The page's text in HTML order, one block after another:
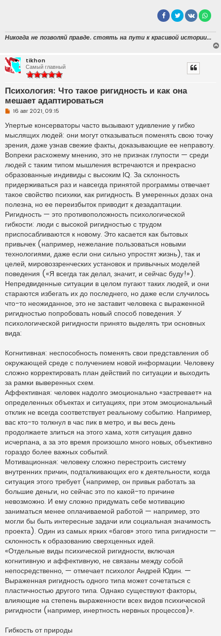
Никогда не позволяй правде. стоять на пути к красивой истории...
tikhon
Самый главный
Психология: Что такое ригидность и как она
мешает адаптироваться
Н
п
р
о
ч
и
т
а
н
н
о
е
с
о
б
щ
е
н
и
е
16 авг 2021, 09:15
Упертые консерваторы часто вызывают удивление у гибко
мыслящих людей: они могут отказываться поменять свою точку
зрения, даже узнав свежие факты, доказывающие ее неправоту.
Вопреки расхожему мнению, это не признак глупости — среди
людей с таким типом мышления встречаются и прекрасно
образованные индивиды с высоким IQ. За склонность
придерживаться раз и навсегда принятой программы отвечает
такое свойство психики, как ригидность. В умеренных дозах она
полезна, но ее переизбыток приводит к дезадаптации.
Ригидность — это противоположность психологической
гибкости: люди с высокой ригидностью с трудом
приспосабливаются к новому. Это касается как бытовых
привычек (например, нежелание пользоваться новыми
технологиями, даже если они сильно упростят жизнь), так и
целей, мировоззренческих установок и привычных моделей
поведения («Я всегда так делал, значит, и сейчас буду!»).
Непредвиденные ситуации в целом пугают таких людей, и они
стараются избегать их до последнего, но даже если случилось
что-то неожиданное, это не заставит человека с выраженной
ригидностью попробовать новый способ поведения. У
психологической ригидности принято выделять три основных
вида:
Когнитивная: неспособность поменять свои представления об
окружающей среде с получением новой информации. Человеку
сложно корректировать план действий по ситуации и выходить
за рамки выверенных схем.
Аффективная: человек надолго эмоционально «застревает» на
определенных объектах и ситуациях, при этом эмоциональный
отклик не всегда соответствует реальному событию. Например,
вас кто-то толкнул в час пик в метро, и вы весь день
продолжаете злиться на этого хама, хотя ситуация давно
исчерпана, а за это время произошло много новых, объективно
гораздо более важных событий.
Мотивационная: человеку сложно перестроить систему
внутренних причин, подталкивающих его к деятельности, когда
ситуация этого требует (например, он привык работать за
большие деньги, но сейчас это по какой-то причине
невозможно. И ему сложно придумать себе мотивацию
заниматься менее оплачиваемой работой — например, это
могли бы быть интересные задачи или социальная значимость
проекта). Один из самых ярких «багов» этого типа ригидности —
склонность к образованию сверхценных идей.
«Отдельные виды психической ригидности, включая
когнитивную и аффективную, не связаны между собой
непосредственно, — отмечает психолог Андрей Юдин. —
Выраженная ригидность одного типа может сочетаться с
пластичностью другого типа. Однако существуют факторы,
влияющие на степень выраженности всех видов психической
ригидности (например, инертность нервных процессов)».
Гибкость от природы